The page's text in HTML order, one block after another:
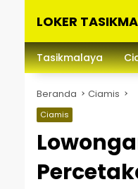
LOKER
Lowongan
Kerja
dan
Sekitarna
Tasikmalaya
Beranda Ciamis
Ciamis